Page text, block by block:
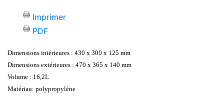
Imprimer
PDF
Dimensions intérieures : 430 x 300 x 125 mm
Dimensions extérieures : 470 x 365 x 140 mm
Volume : 16,2L
Matériau: polypropylène